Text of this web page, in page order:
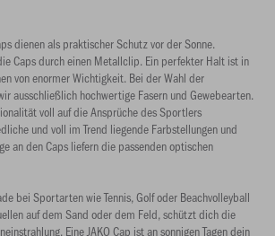
dienen als praktischer Schutz vor der Sonne.
Caps durch einen Metallclip. Ein perfekter Halt ist in
von enormer Wichtigkeit. Bei der Wahl der
ausschließlich hochwertige Fasern und Gewebearten.
voll auf die Ansprüche des Sportlers
und voll im Trend liegende Farbstellungen und
an den Caps liefern die passenden optischen
bei Sportarten wie Tennis, Golf oder Beachvolleyball
auf dem Sand oder dem Feld, schützt dich die
Eine JAKO Cap ist an sonnigen Tagen dein